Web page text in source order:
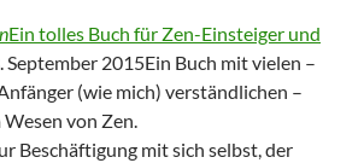
Ein tolles Buch für Zen-Einsteiger und
September 2015Ein Buch mit vielen –
(wie mich) verständlichen –
von Zen.
Beschäftigung mit sich selbst, der